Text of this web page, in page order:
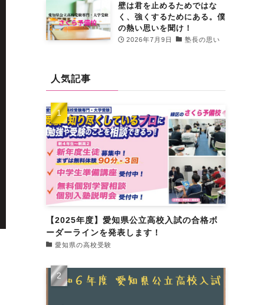
壁は君を止めるためではな
く、強くするためにある。僕
の熱い思いを聞け！
2026年7月9日 塾長の思い
人気記事
【2025年度】愛知県公立高校入試の合格ボ
ーダーラインを発表します！
愛知県の高校受験